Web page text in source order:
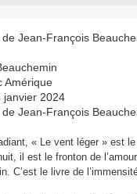
Amérique
janvier 2024
« Le vent léger » est
il est le fronton de
C’est le livre de